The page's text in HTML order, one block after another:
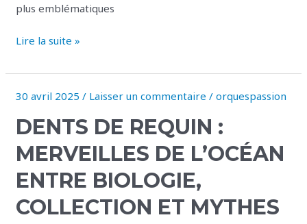
plus emblématiques
Lire la suite »
30 avril 2025/ Laisser un commentaire /orquespassion
DENTS DE REQUIN :
MERVEILLES DE L’OCÉAN
ENTRE BIOLOGIE,
COLLECTION ET MYTHES
Dents
requin
:
merveilles
de
l’océan
entre